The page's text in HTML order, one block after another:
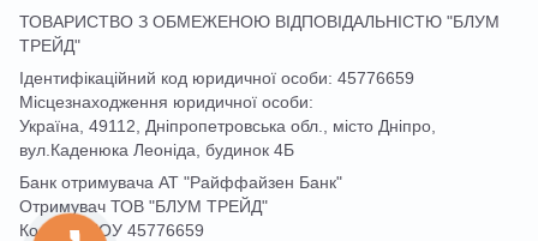
ТОВАРИСТВО З ОБМЕЖЕНОЮ ВІДПОВІДАЛЬНІСТЮ "БЛУМ
ТРЕЙД"
Ідентифікаційний код юридичної особи: 45776659
Місцезнаходження юридичної особи:
Україна, 49112, Дніпропетровська обл., місто Дніпро,
вул.Каденюка Леоніда, будинок 4Б
Банк отримувача АТ "Райффайзен Банк"
Отримувач ТОВ "БЛУМ ТРЕЙД"
Код ЄДРПОУ 45776659